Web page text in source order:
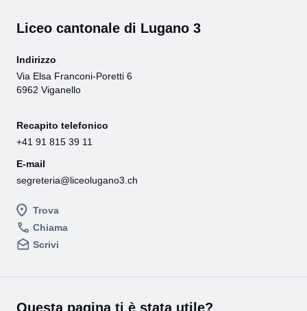
Liceo cantonale di Lugano 3
Trova
Chiama
Scrivi
Indirizzo
Via Elsa Franconi-Poretti 6
6962 Viganello
Recapito telefonico
+41 91 815 39 11
E-mail
segreteria@liceolugano3.ch
Questa pagina ti è stata utile?